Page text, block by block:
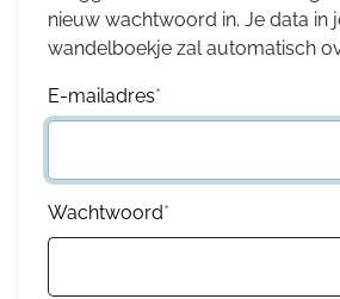
nieuw wachtwoord in. Je data in
wandelboekje zal automatisch
E-mailadres*
Wachtwoord*